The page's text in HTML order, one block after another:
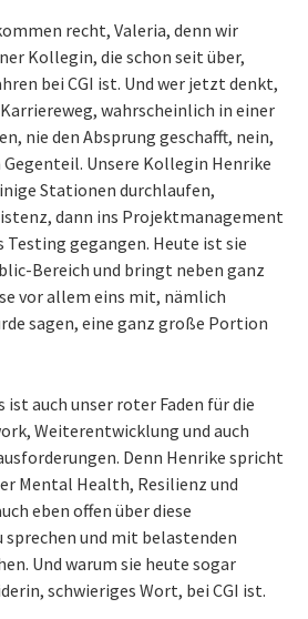
recht, Valeria, denn wir
Kollegin, die schon seit über,
bei CGI ist. Und wer jetzt denkt,
wahrscheinlich in einer
nie den Absprung geschafft, nein,
Unsere Kollegin Henrike
Stationen durchlaufen,
dann ins Projektmanagement
gegangen. Heute ist sie
Bereich und bringt neben ganz
vor allem eins mit, nämlich
sagen, eine ganz große Portion
ist auch unser roter Faden für die
Weiterentwicklung und auch
Denn Henrike spricht
Mental Health, Resilienz und
eben offen über diese
sprechen und mit belastenden
Und warum sie heute sogar
schwieriges Wort, bei CGI ist.